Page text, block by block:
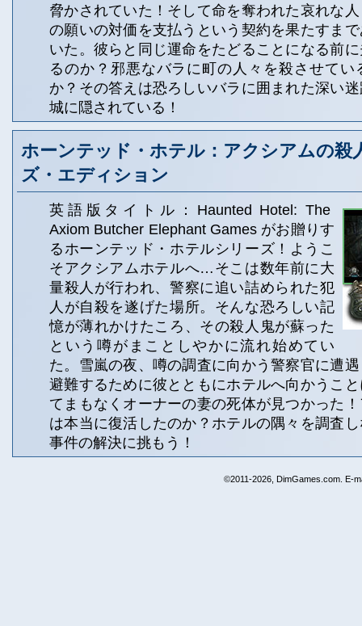
脅かされていた！そして命を奪われた哀れな
の願いの対価を支払うという契約を果たすま
いた。彼らと同じ運命をたどることになる前
るのか？邪悪なバラに町の人々を殺させてい
か？その答えは恐ろしいバラに囲まれた深い
城に隠されている！
ホーンテッド・ホテル：アクシアムの殺
ズ・エディション
英語版タイトル：Haunted Hotel: The
Axiom Butcher Elephant Games がお贈りす
るホーンテッド・ホテルシリーズ！ようこ
そアクシアムホテルへ…そこは数年前に大
量殺人が行われ、警察に追い詰められた犯
人が自殺を遂げた場所。そんな恐ろしい記
憶が薄れかけたころ、その殺人鬼が蘇った
という噂がまことしやかに流れ始めてい
た。雪嵐の夜、噂の調査に向かう警察官に遭
避難するために彼とともにホテルへ向かうこ
てまもなくオーナーの妻の死体が見つかった
は本当に復活したのか？ホテルの隅々を調査
事件の解決に挑もう！
©2011-2026, DimGames.com. E-